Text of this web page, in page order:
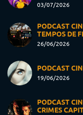
03/07/2026
PODCAST
TEMPOS DE
26/06/2026
PODCAST
19/06/2026
PODCAST
CRIMES